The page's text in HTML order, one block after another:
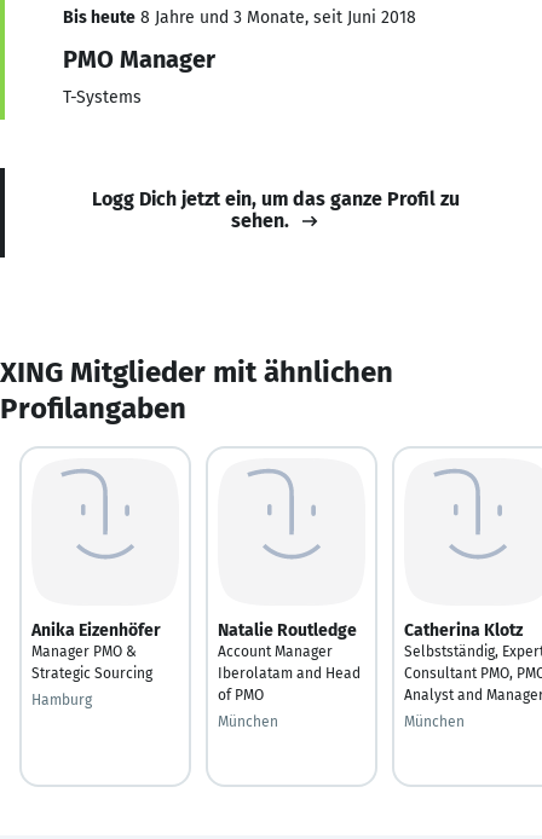
Bis heute 8 Jahre und 3 Monate, seit Juni 2018
PMO Manager
T-Systems
Logg Dich jetzt ein, um das ganze Profil zu
sehen.
XING Mitglieder mit ähnlichen
Profilangaben
Anika Eizenhöfer
Manager PMO &
Strategic Sourcing
Hamburg
Natalie Routledge
Account Manager
Iberolatam and Head
of PMO
München
Catherina Klotz
Selbstständig,
Consultant PMO,
Analyst and
München